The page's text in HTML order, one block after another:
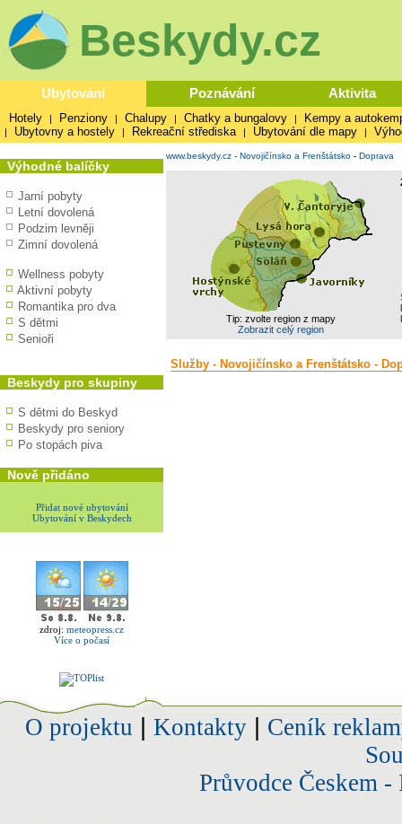
Beskydy.cz
Ubytování Poznávání Aktivita
Hotely | Penziony | Chalupy | Chatky a bungalovy | Kempy a
| Ubytovny a hostely | Rekreační střediska | Ubytování dle mapy |
Výhodné balíčky
Jarní pobyty
Letní dovolená
Podzim levněji
Zimní dovolená
Wellness pobyty
Aktivní pobyty
Romantika pro dva
S dětmi
Senioři
Beskydy pro skupiny
S dětmi do Beskyd
Beskydy pro seniory
Po stopách piva
Nově přidáno
Přidat nové ubytování
Ubytování v Beskydech
zdroj: meteopress.cz
Více o počasí
www.beskydy.cz - Novojičínsko a Frenštátsko - Doprava
Tip: zvolte region z mapy
Zobrazit celý region
Služby - Novojičínsko a Frenštátsko -
O projektu Kontakty| Ceník
Průvodce Českem